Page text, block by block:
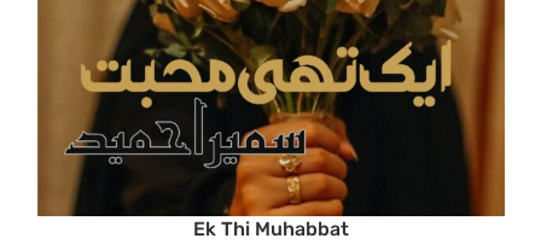
Ek Thi Muhabbat